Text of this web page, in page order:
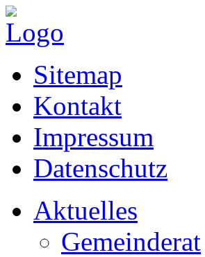
Sitemap
Kontakt
Impressum
Datenschutz
Aktuelles
Gemeinderat